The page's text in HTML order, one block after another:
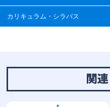
カリキュラム・シラバス